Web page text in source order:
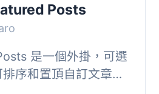
Posts
是一個外掛，可選
序和置頂自訂文章類